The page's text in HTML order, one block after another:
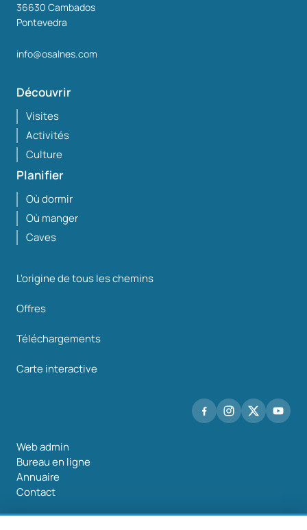
36630 Cambados
Pontevedra
info@osalnes.com
Découvrir
Visites
Activités
Culture
Planifier
Où dormir
Où manger
Caves
L'origine de tous les chemins
Offres
Téléchargements
Carte interactive
Web admin
Bureau en ligne
Annuaire
Contact